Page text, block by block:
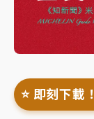
⭐️ 即刻下載